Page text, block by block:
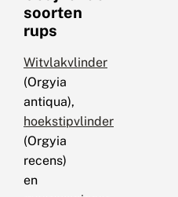
soorten
rups
Witvlakvlinder
(Orgyia
antiqua),
hoekstipvlinder
(Orgyia
recens)
en